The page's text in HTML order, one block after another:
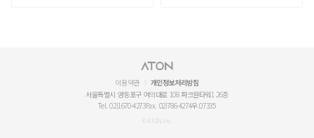
이용약관
개인정보처리방침
서울특별시 영등포구 여의대로 108 파크원타워1 26층
Tel. 02)1670-4273Fax. 02)786-4274우.07335
© ATON Inc.